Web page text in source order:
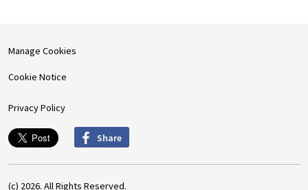
Manage Cookies
Cookie Notice
Privacy Policy
Share
(c) 2026. All Rights Reserved.